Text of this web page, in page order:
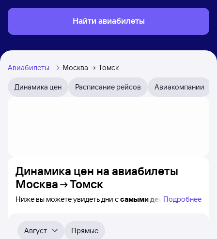
Найти авиабилеты
Авиабилеты Москва Томск
Динамика цен Расписание рейсов Авиакомпании
Динамика цен на авиабилеты
Москва
Томск
Ниже вы можете увидеть дни ссамыми дешёвыми
на ближайшие месяцы. Выберите день, перейдите
по клику к поиску билетов на самолёт и получению
Подробнее
Август
Прямые